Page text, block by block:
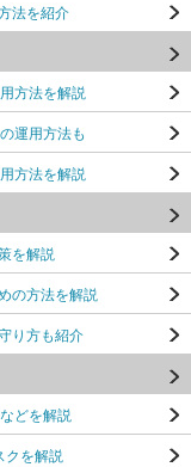
法を紹介
方法を解説
運用方法も
方法を解説
を解説
の方法を解説
り方も紹介
どを解説
クを解説